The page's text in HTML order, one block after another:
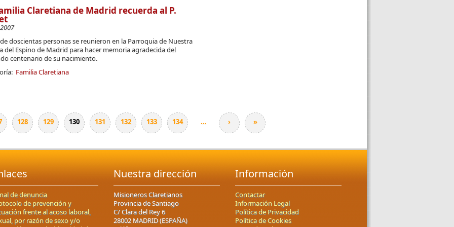
Claretiana de Madrid recuerda al P.
doscientas personas se reunieron en la Parroquia de Nuestra
del Espino de Madrid para hacer memoria agradecida del
centenario de su nacimiento.
Familia Claretiana
128 129 130 131 132 133 134 … › »
de denuncia
de prevención y
frente al acoso laboral,
por razón de sexo y/o
Nuestra dirección
Misioneros Claretianos
Provincia de Santiago
C/ Clara del Rey 6
28002 MADRID (ESPAÑA)
Información
Contactar
Información Legal
Política de Privacidad
Política de Cookies